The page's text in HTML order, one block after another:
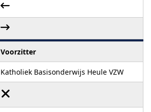
Voorzitter
Katholiek Basisonderwijs Heule VZW